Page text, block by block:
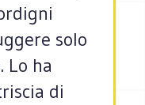
solo
Lo ha
di